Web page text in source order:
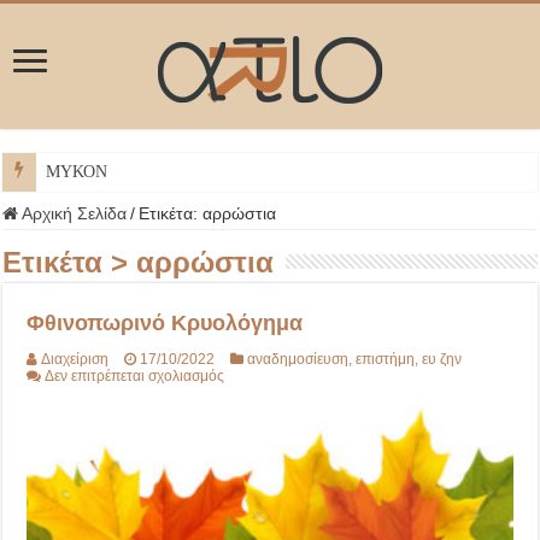
ΜΥΚΟΝΟΣ
Αρχική Σελίδα / Ετικέτα:αρρώστια
Ετικέτα > αρρώστια
Φθινοπωρινό Κρυολόγημα
Διαχείριση 17/10/2022 αναδημοσίευση ,επιστήμη ,ευ ζην
Δεν επιτρέπεται σχολιασμός